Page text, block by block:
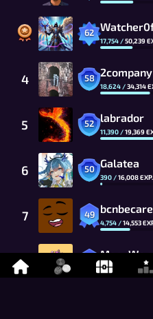
62
17,754 /50,239
4 58 2company
18,624 /34,314
5 52 labrador
11,390 /19,369
6 50 Galatea
390 /16,008EXP.
7 49
4,754 /14,553
8 7,255 13,230EXP.